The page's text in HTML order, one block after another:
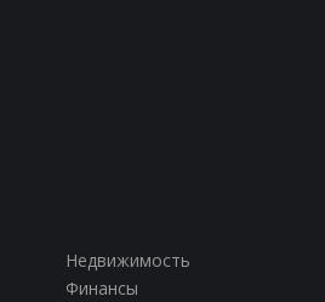
Недвижимость
Финансы